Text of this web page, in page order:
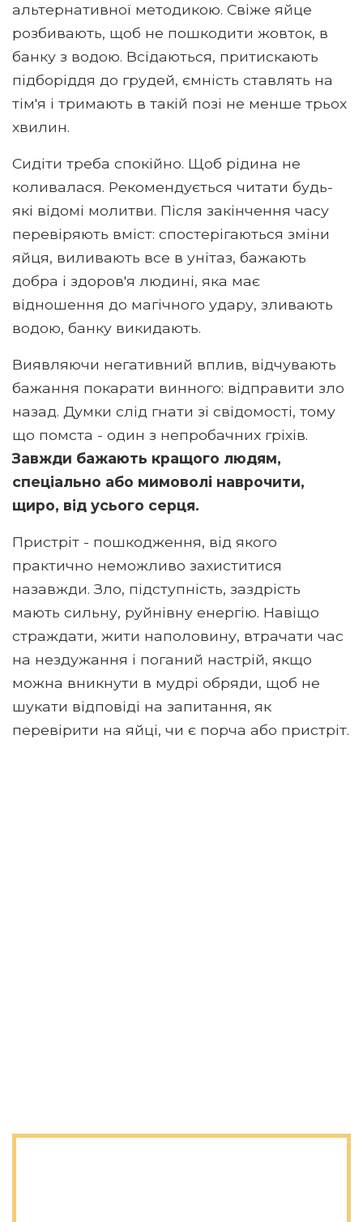
альтернативної методикою. Свіже яйце
розбивають, щоб не пошкодити жовток, в
банку з водою. Всідаються, притискають
підборіддя до грудей, ємність ставлять на
тім'я і тримають в такій позі не менше трьох
хвилин.
Сидіти треба спокійно. Щоб рідина не
коливалася. Рекомендується читати будь-
які відомі молитви. Після закінчення часу
перевіряють вміст: спостерігаються зміни
яйця, виливають все в унітаз, бажають
добра і здоров'я людині, яка має
відношення до магічного удару, зливають
водою, банку викидають.
Виявляючи негативний вплив, відчувають
бажання покарати винного: відправити зло
назад. Думки слід гнати зі свідомості, тому
що помста - один з непробачних гріхів.
Завжди бажають кращого людям,
спеціально або мимоволі наврочити,
щиро, від усього серця.
Пристріт - пошкодження, від якого
практично неможливо захиститися
назавжди. Зло, підступність, заздрість
мають сильну, руйнівну енергію. Навіщо
страждати, жити наполовину, втрачати час
на нездужання і поганий настрій, якщо
можна вникнути в мудрі обряди, щоб не
шукати відповіді на запитання, як
перевірити на яйці, чи є порча або пристріт.